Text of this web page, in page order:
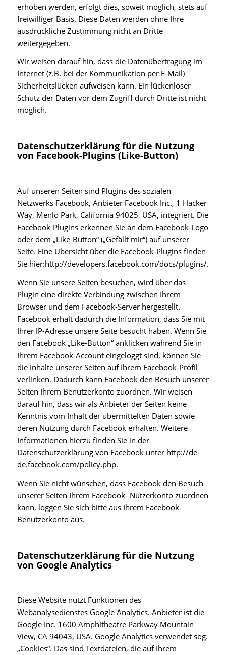
erhoben werden, erfolgt dies, soweit möglich, stets auf
freiwilliger Basis. Diese Daten werden ohne Ihre
ausdrückliche Zustimmung nicht an Dritte
weitergegeben.
Wir weisen darauf hin, dass die Datenübertragung im
Internet (z.B. bei der Kommunikation per E-Mail)
Sicherheitslücken aufweisen kann. Ein lückenloser
Schutz der Daten vor dem Zugriff durch Dritte ist nicht
möglich.
Datenschutzerklärung für die Nutzung
von Facebook-Plugins (Like-Button)
Auf unseren Seiten sind Plugins des sozialen
Netzwerks Facebook, Anbieter Facebook Inc., 1 Hacker
Way, Menlo Park, California 94025, USA, integriert. Die
Facebook-Plugins erkennen Sie an dem Facebook-Logo
oder dem „Like-Button“ („Gefällt mir“) auf unserer
Seite. Eine Übersicht über die Facebook-Plugins finden
Sie hier:http://developers.facebook.com/docs/plugins/.
Wenn Sie unsere Seiten besuchen, wird über das
Plugin eine direkte Verbindung zwischen Ihrem
Browser und dem Facebook-Server hergestellt.
Facebook erhält dadurch die Information, dass Sie mit
Ihrer IP-Adresse unsere Seite besucht haben. Wenn Sie
den Facebook „Like-Button“ anklicken während Sie in
Ihrem Facebook-Account eingeloggt sind, können Sie
die Inhalte unserer Seiten auf Ihrem Facebook-Profil
verlinken. Dadurch kann Facebook den Besuch unserer
Seiten Ihrem Benutzerkonto zuordnen. Wir weisen
darauf hin, dass wir als Anbieter der Seiten keine
Kenntnis vom Inhalt der übermittelten Daten sowie
deren Nutzung durch Facebook erhalten. Weitere
Informationen hierzu finden Sie in der
Datenschutzerklärung von Facebook unter http://de-
de.facebook.com/policy.php.
Wenn Sie nicht wünschen, dass Facebook den Besuch
unserer Seiten Ihrem Facebook- Nutzerkonto zuordnen
kann, loggen Sie sich bitte aus Ihrem Facebook-
Benutzerkonto aus.
Datenschutzerklärung für die Nutzung
von Google Analytics
Diese Website nutzt Funktionen des
Webanalysedienstes Google Analytics. Anbieter ist die
Google Inc. 1600 Amphitheatre Parkway Mountain
View, CA 94043, USA. Google Analytics verwendet sog.
„Cookies“. Das sind Textdateien, die auf Ihrem